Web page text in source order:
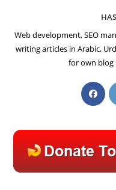
Web development, SEO
writing articles in Arabic,
for own blog
in
tab